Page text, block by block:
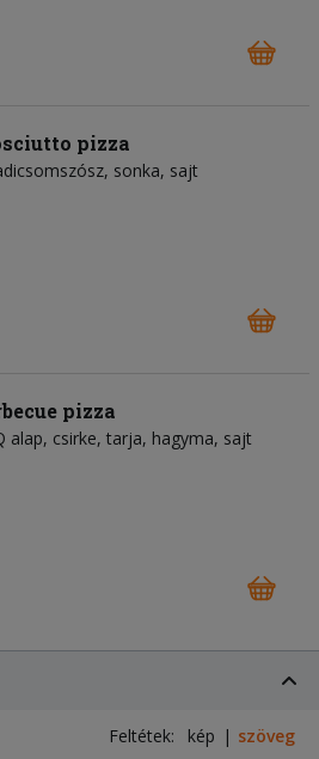
pizza
sonka sajt
pizza
alap csirke tarja hagyma sajt
Feltétek: kép szöveg